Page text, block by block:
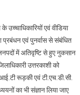
आपदा
प्रबंधन
एवं
पुनर्वास
विभाग
की
एवं वीडिया
प्रबंधन एवं पुनर्वास से संबंधित
में अतिवृष्टि से हुए नुकसान
उत्तरकाशी को
रूड़की एवं टी.एच.डी.सी.
का भी संज्ञान लिया जाए